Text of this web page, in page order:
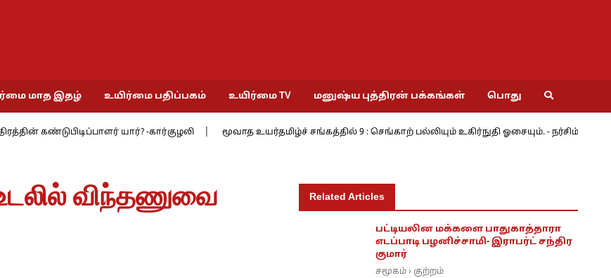
மாத இதழ் உயிர்மை பதிப்பகம் உயிர்மை TV மனுஷ்ய புத்திரன் பக்கங்கள் பொது
கண்டுபிடிப்பாளர் யார்? -கார்குழலி மூவாத உயர்தமிழ்ச் சங்கத்தில் 9 : செங்காற் பல்லியும் உகிர்நுதி ஓசையும். - நர்சிம்
விந்தணுவை
Related Articles
பட்டியலின மக்களை பாதுகாத்தாரா
எடப்பாடி பழனிச்சாமி- இராபர்ட் சந்திர
குமார்
சமூகம் › குற்றம்